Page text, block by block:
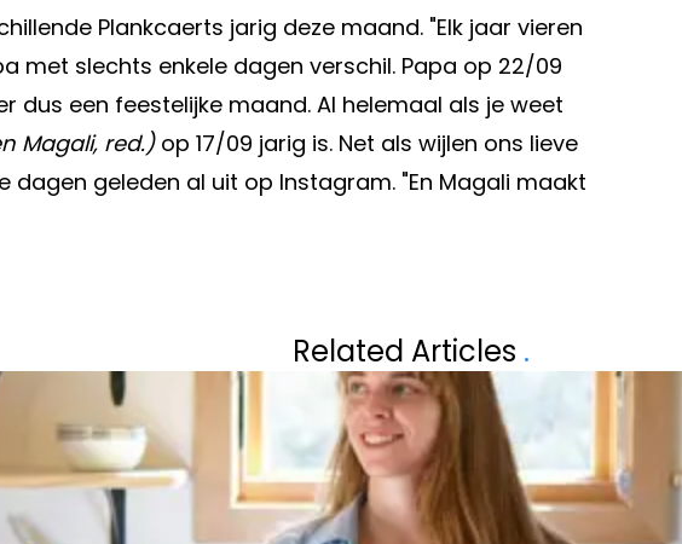
Plankcaerts jarig deze maand. "Elk jaar vieren
met slechts enkele dagen verschil. Papa op 22/09
dus een feestelijke maand. Al helemaal als je weet
Magali, red.)op 17/09 jarig is. Net als wijlen ons lieve
dagen geleden al uit op Instagram. "En Magali maakt
MOEST MEEMAKEN: "HIJ
NIEUWE LIEFDE
'BLIND
KAARTEN KIJKEN
Related Articles .